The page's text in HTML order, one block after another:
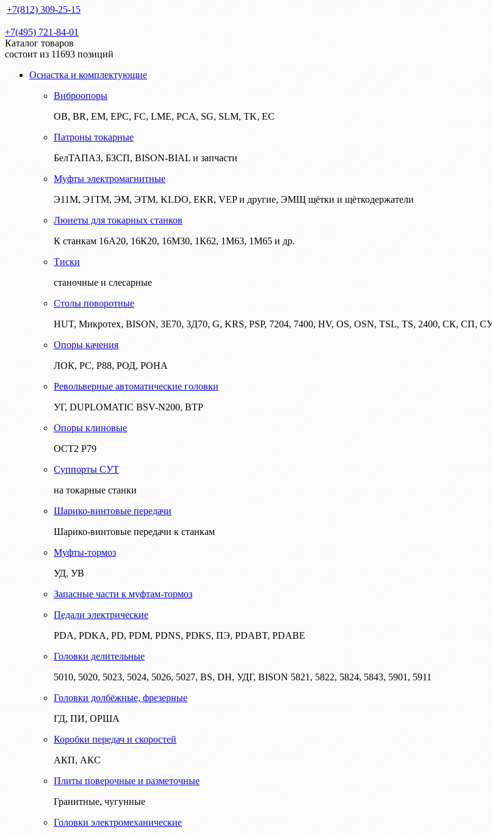
+7(812) 309-25-15
+7(495) 721-84-01
Каталог товаров
состоит из 11693 позиций
Оснастка и комплектующие
Виброопоры
ОВ, BR, EM, EPC, FC, LME, PCA, SG, SLM, TK, EC
Патроны токарные
БелТАПАЗ, БЗСП, BISON-BIAL и запчасти
Муфты электромагнитные
Э11М, Э1ТМ, ЭМ, ЭТМ, KLDO, EKR, VEP и другие, ЭМЩ щётки и щёткодержатели
Люнеты для токарных станков
К станкам 16А20, 16К20, 16М30, 1К62, 1М63, 1М65 и др.
Тиски
станочные и слесарные
Столы поворотные
HUT, Микротех, BISON, 3Е70, 3Д70, G, KRS, PSP, 7204, 7400, HV, OS, OSN, TSL, TS, 2400, СК, СП,
Опоры качения
ЛОК, РС, Р88, РОД, РОНА
Револьверные автоматические головки
УГ, DUPLOMATIC BSV-N200, ВТР
Опоры клиновые
ОСТ2 Р79
Суппорты СУТ
на токарные станки
Шарико-винтовые передачи
Шарико-винтовые передачи к станкам
Муфты-тормоз
УД, УВ
Запасные части к муфтам-тормоз
Педали электрические
PDA, PDKA, PD, PDM, PDNS, PDKS, ПЭ, PDABT, PDABE
Головки делительные
5010, 5020, 5023, 5024, 5026, 5027, BS, DH, УДГ, BISON 5821, 5822, 5824, 5843, 5901, 5911
Головки долбёжные, фрезерные
ГД, ПИ, ОРША
Коробки передач и скоростей
АКП, АКС
Плиты поверочные и разметочные
Гранитные, чугунные
Головки электромеханические